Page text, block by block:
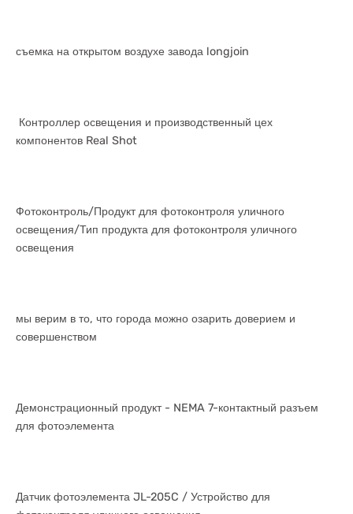
съемка на открытом воздухе завода longjoin
Контроллер освещения и производственный цех
компонентов Real Shot
Фотоконтроль/Продукт для фотоконтроля уличного
освещения/Тип продукта для фотоконтроля уличного
освещения
мы верим в то, что города можно озарить доверием и
совершенством
Демонстрационный продукт - NEMA 7-контактный разъем
для фотоэлемента
Датчик фотоэлемента JL-205C / Устройство для